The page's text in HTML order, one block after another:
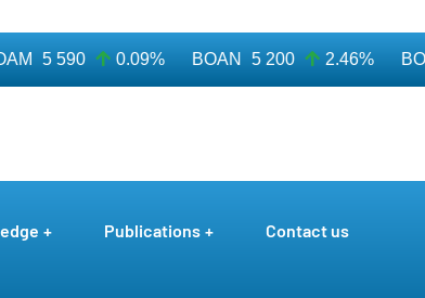
5 590 0.09% BOAN 5 200 2.46% BOAS
Publications Contact us